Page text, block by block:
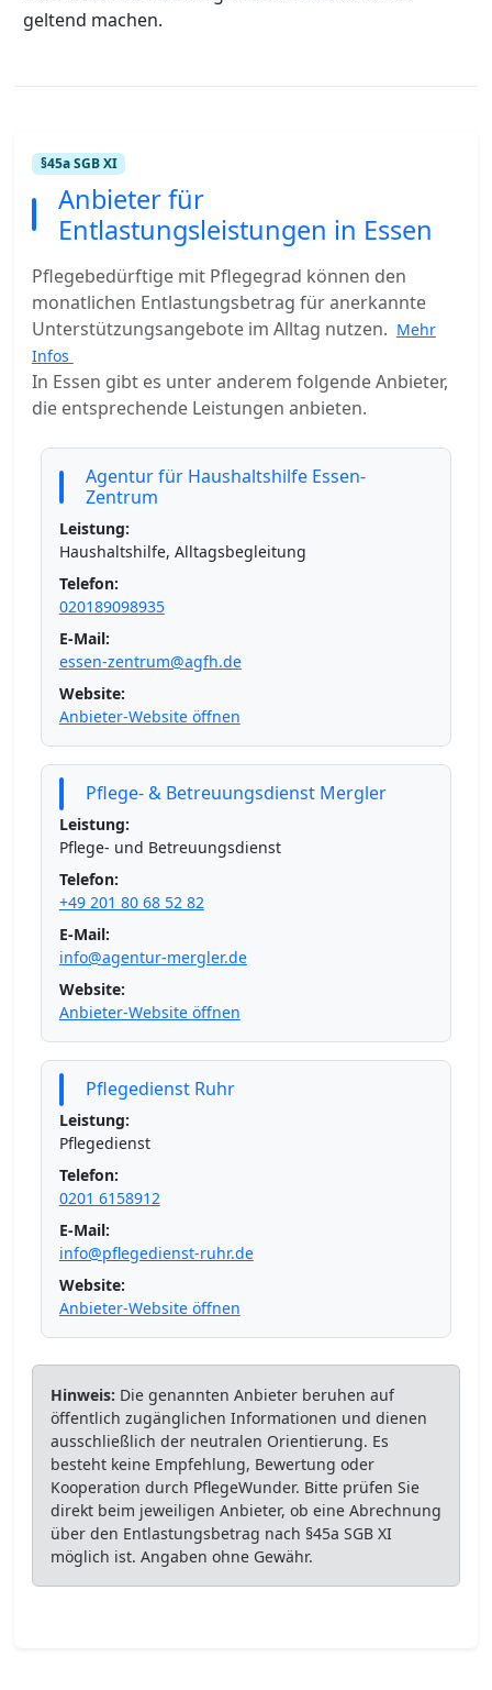
geltend machen.
§45a SGB XI
Anbieter für
Entlastungsleistungen in Essen
Pflegebedürftige mit Pflegegrad können den
monatlichen Entlastungsbetrag für anerkannte
Unterstützungsangebote im Alltag nutzen. Mehr
Infos
In Essen gibt es unter anderem folgende Anbieter,
die entsprechende Leistungen anbieten.
Agentur für Haushaltshilfe Essen-
Zentrum
Leistung:
Haushaltshilfe, Alltagsbegleitung
Telefon:
020189098935
E-Mail:
essen-zentrum@agfh.de
Website:
Anbieter-Website öffnen
Pflege- & Betreuungsdienst Mergler
Leistung:
Pflege- und Betreuungsdienst
Telefon:
+49 201 80 68 52 82
E-Mail:
info@agentur-mergler.de
Website:
Anbieter-Website öffnen
Pflegedienst Ruhr
Leistung:
Pflegedienst
Telefon:
0201 6158912
E-Mail:
info@pflegedienst-ruhr.de
Website:
Anbieter-Website öffnen
Hinweis: Die genannten Anbieter beruhen auf
öffentlich zugänglichen Informationen und dienen
ausschließlich der neutralen Orientierung. Es
besteht keine Empfehlung, Bewertung oder
Kooperation durch PflegeWunder. Bitte prüfen Sie
direkt beim jeweiligen Anbieter, ob eine Abrechnung
über den Entlastungsbetrag nach §45a SGB XI
möglich ist. Angaben ohne Gewähr.